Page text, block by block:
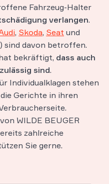
Fahrzeug-Halter
verlangen.
, Skoda, Seat und
) sind davon betroffen.
bekräftigt, dass auch
sind.
Individualklagen stehen
Gerichte in ihren
WILDE BEUGER
zahlreiche
Sie gerne.